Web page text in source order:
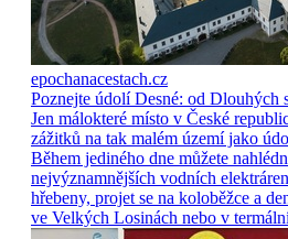
epochanacestach.cz
Poznejte údolí Desné: od Dlouhých
Jen málokteré místo v České
zážitků na tak malém území jako
Během jediného dne můžete
nejvýznamnějších vodních
hřebeny, projet se na koloběžce a
ve Velkých Losinách nebo v